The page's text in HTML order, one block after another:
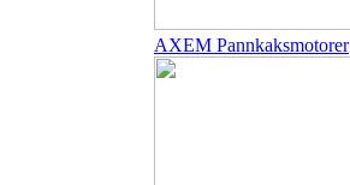
AXEM Pannkaksmotorer